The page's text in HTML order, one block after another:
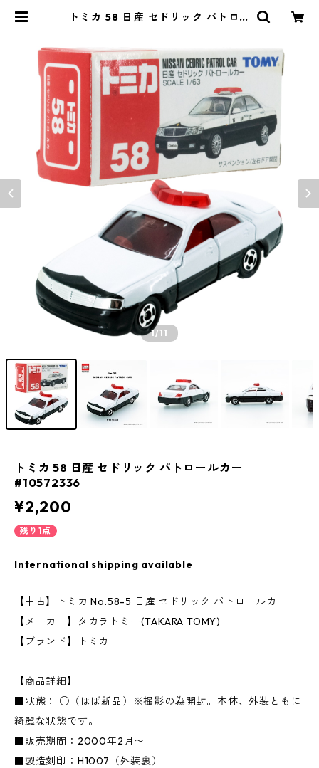
トミカ 58 日産 セドリック パトロー
1/11
トミカ 58 日産 セドリック パトロールカー
#10572336
¥2,200
残り1点
International shipping available
【中古】トミカ No.58-5 日産 セドリック パトロールカー
【メーカー】タカラトミー(TAKARA TOMY)
【ブランド】トミカ
【商品詳細】
■状態： ○（ほぼ新品）※撮影の為開封。本体、外装ともに
綺麗な状態です。
■販売期間：2000年2月〜
■製造刻印：H1007（外装裏）